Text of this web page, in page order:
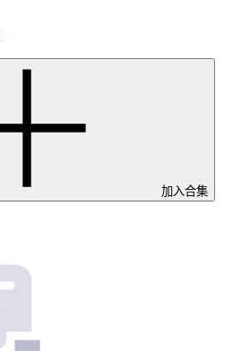
加入合集